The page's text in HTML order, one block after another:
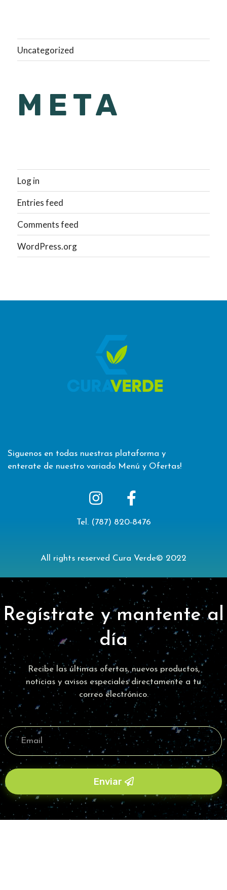
Uncategorized
META
Log in
Entries feed
Comments feed
WordPress.org
Siguenos en todas nuestras plataforma y
enterate de nuestro variado Menú y Ofertas!
Tel. (787) 820-8476
All rights reserved Cura Verde© 2022
Regístrate y mantente al
día
Recibe las últimas ofertas, nuevos productos,
noticias y avisos especiales directamente a tu
correo electrónico.
Enviar